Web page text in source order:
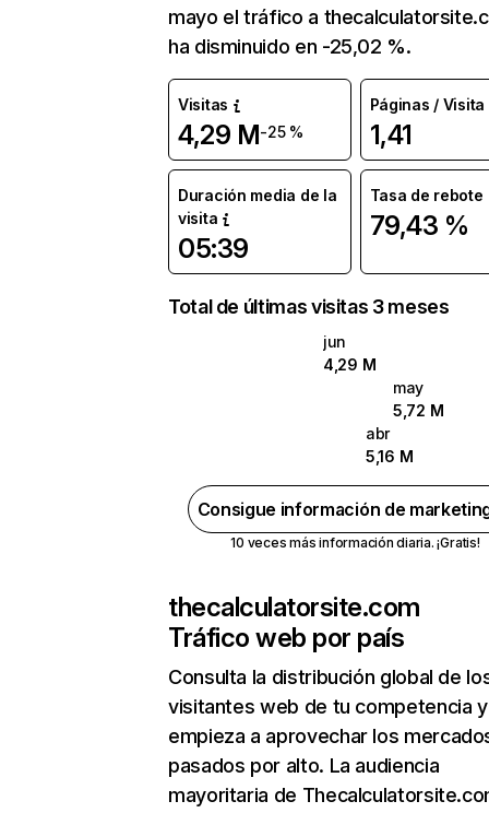
mayo el tráfico a
ha disminuido en -25,02 %.
Visitas
4,29 M-25 %
Páginas / Visita
1,41
Duración media de la
visita
05:39
Tasa de rebote
79,43 %
Total de últimas visitas 3 meses
jun
4,29 M
may
5,72 M
abr
5,16 M
Consigue información de
10 veces más información diaria. ¡Gratis!
thecalculatorsite.com
Tráfico web por país
Consulta la distribución global de
visitantes web de tu competencia y
empieza a aprovechar los
pasados por alto. La audiencia
mayoritaria de